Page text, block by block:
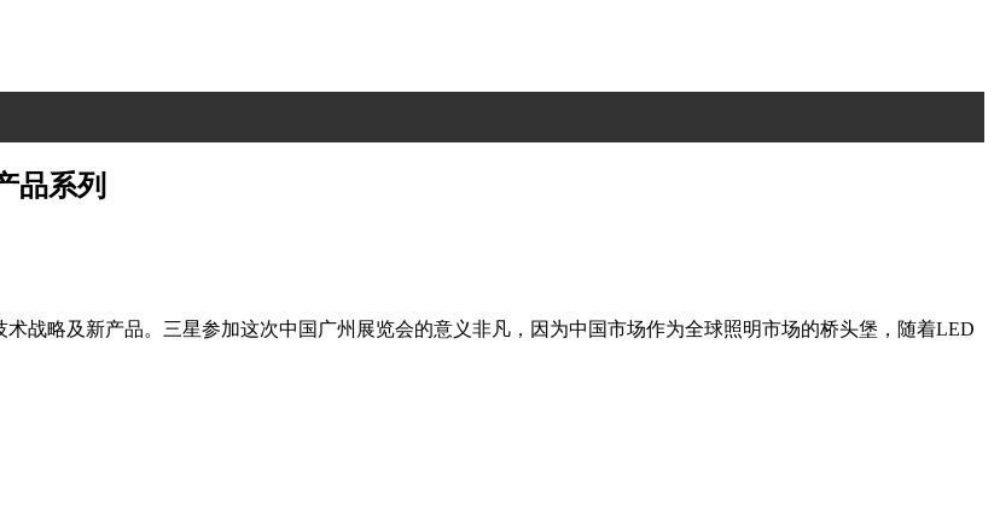
品系列
战略及新产品。三星参加这次中国广州展览会的意义非凡，因为中国市场作为全球照明市场的桥头堡，随着LED